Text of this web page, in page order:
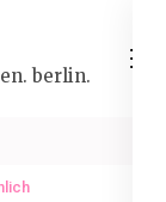
berlin.